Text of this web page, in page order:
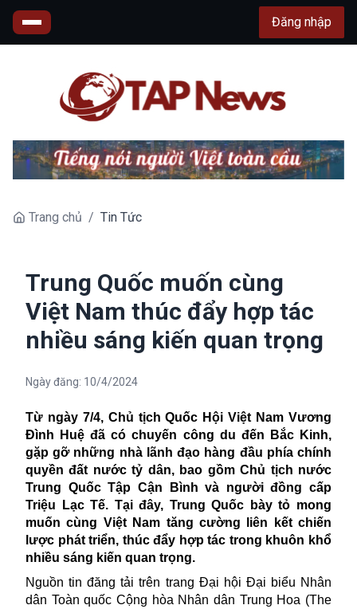
Đăng nhập
Trang chủ / Tin Tức
Trung Quốc muốn cùng
Việt Nam thúc đẩy hợp tác
nhiều sáng kiến quan trọng
Ngày đăng: 10/4/2024
Từ ngày 7/4, Chủ tịch Quốc Hội Việt Nam Vương
Đình Huệ đã có chuyến công du đến Bắc Kinh,
gặp gỡ những nhà lãnh đạo hàng đầu phía chính
quyền đất nước tỷ dân, bao gồm Chủ tịch nước
Trung Quốc Tập Cận Bình và người đồng cấp
Triệu Lạc Tế. Tại đây, Trung Quốc bày tỏ mong
muốn cùng Việt Nam tăng cường liên kết chiến
lược phát triển, thúc đẩy hợp tác trong khuôn khổ
nhiều sáng kiến quan trọng.
Nguồn tin đăng tải trên trang Đại hội Đại biểu Nhân
dân Toàn quốc Cộng hòa Nhân dân Trung Hoa (The